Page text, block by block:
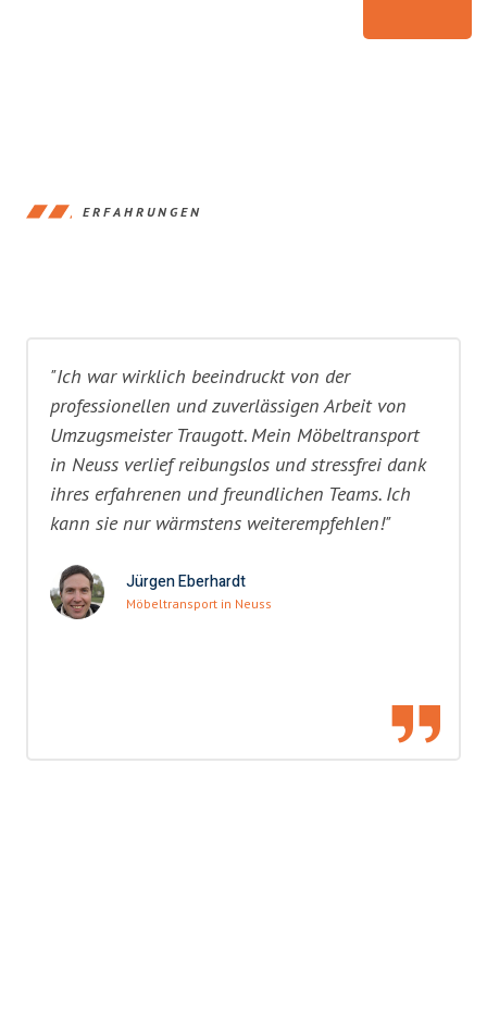
ERFAHRUNGEN
"Ich war wirklich beeindruckt von der
professionellen und zuverlässigen Arbeit von
Umzugsmeister Traugott. Mein Möbeltransport
in Neuss verlief reibungslos und stressfrei dank
ihres erfahrenen und freundlichen Teams. Ich
kann sie nur wärmstens weiterempfehlen!"
Jürgen Eberhardt
Möbeltransport in Neuss